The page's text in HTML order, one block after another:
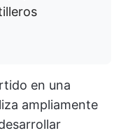
en una
ampliamente